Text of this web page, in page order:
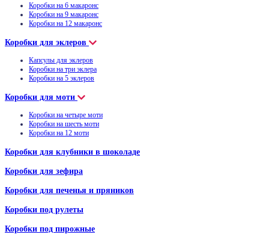
Коробки на 6 макаронс
Коробки на 9 макаронс
Коробки на 12 макаронс
Коробки для эклеров
Капсулы для эклеров
Коробки на три эклера
Коробки на 5 эклеров
Коробки для моти
Коробки на четыре моти
Коробки на шесть моти
Коробки на 12 моти
Коробки для клубники в шоколаде
Коробки для зефира
Коробки для печенья и пряников
Коробки под рулеты
Коробки под пирожные